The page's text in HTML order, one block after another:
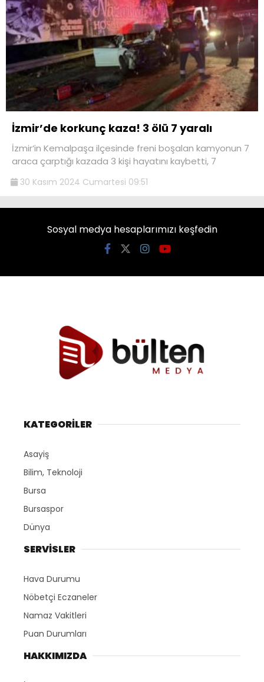
İzmir’de korkunç kaza! 3 ölü 7 yaralı
İzmir‘in Kemalpaşa ilçesinde freni boşalan kamyonun 7
araca çarptığı kazada 3 kişi hayatını kaybetti, 7
30 Kasım 2024 Cumartesi 09:51
Sosyal medya hesaplarımızı keşfedin
KATEGORİLER
Asayiş
Bilim, Teknoloji
Bursa
Bursaspor
Dünya
SERVİSLER
Hava Durumu
Nöbetçi Eczaneler
Namaz Vakitleri
Puan Durumları
HAKKIMIZDA